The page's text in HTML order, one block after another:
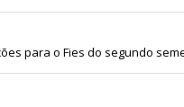
o Fies do segundo